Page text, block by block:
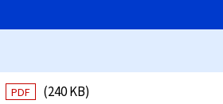
PDF
(240 KB)